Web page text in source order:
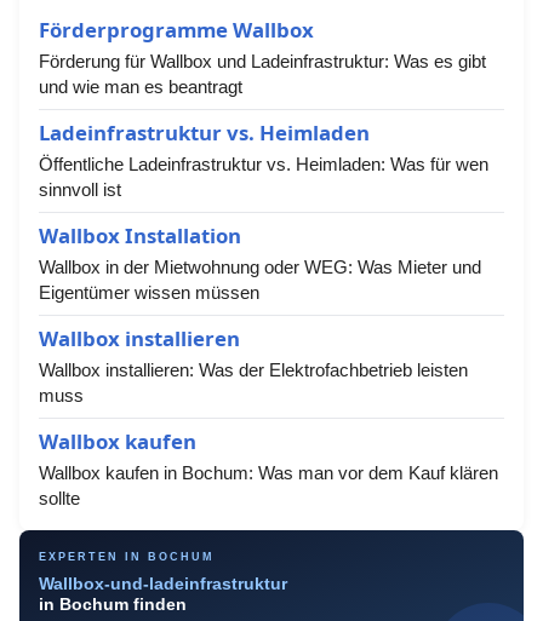
Förderprogramme Wallbox
Förderung für Wallbox und Ladeinfrastruktur: Was es gibt
und wie man es beantragt
Ladeinfrastruktur vs. Heimladen
Öffentliche Ladeinfrastruktur vs. Heimladen: Was für wen
sinnvoll ist
Wallbox Installation
Wallbox in der Mietwohnung oder WEG: Was Mieter und
Eigentümer wissen müssen
Wallbox installieren
Wallbox installieren: Was der Elektrofachbetrieb leisten
muss
Wallbox kaufen
Wallbox kaufen in Bochum: Was man vor dem Kauf klären
sollte
EXPERTEN IN BOCHUM
Wallbox-und-ladeinfrastruktur
in Bochum finden